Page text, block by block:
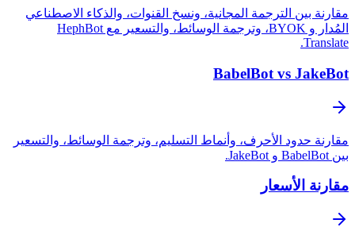
مقارنة بين الترجمة المجانية، ونسخ القنوات، والذكاء الاصطناعي
المُدار و BYOK، وترجمة الوسائط، والتسعير مع HephBot
Translate.
BabelBot vs JakeBot
مقارنة حدود الأحرف، وأنماط التسليم، وترجمة الوسائط، والتسعير
بين BabelBot و JakeBot.
مقارنة الأسعار